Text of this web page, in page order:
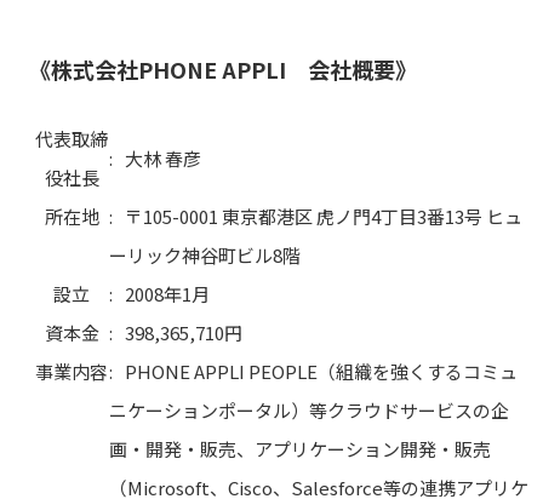
《株式会社PHONE APPLI 会社概要》
代表取締
役社長
: 大林 春彦
所在地 :
〒105-0001 東京都港区 虎ノ門4丁目3番13号 ヒュ
ーリック神谷町ビル8階
設立
: 2008年1月
資本金 : 398,365,710円
事業内容: PHONE APPLI PEOPLE（組織を強くするコミュ
ニケーションポータル）等クラウドサービスの企
画・開発・販売、アプリケーション開発・販売
（Microsoft、Cisco、Salesforce等の連携アプリケ